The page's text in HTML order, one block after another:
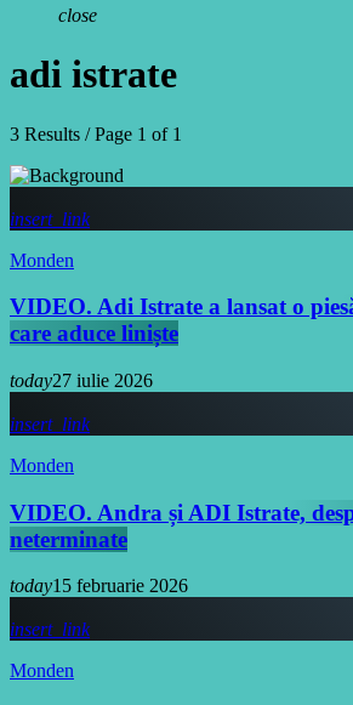
close
adi istrate
3 Results / Page 1 of 1
insert_link
Monden
VIDEO. Adi Istrate a lansat o
care aduce liniște
today27 iulie 2026
insert_link
Monden
VIDEO. Andra și ADI Istrate,
neterminate
today15 februarie 2026
insert_link
Monden